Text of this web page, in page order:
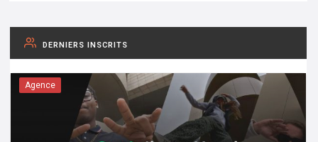
DERNIERS INSCRITS
Agence